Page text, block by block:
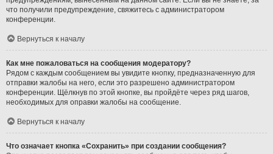
что получили предупреждение, свяжитесь с администратором
конференции.
Вернуться к началу
Как мне пожаловаться на сообщения модератору?
Рядом с каждым сообщением вы увидите кнопку, предназначенную для
отправки жалобы на него, если это разрешено администратором
конференции. Щёлкнув по этой кнопке, вы пройдёте через ряд шагов,
необходимых для оправки жалобы на сообщение.
Вернуться к началу
Что означает кнопка «Сохранить» при создании сообщения?